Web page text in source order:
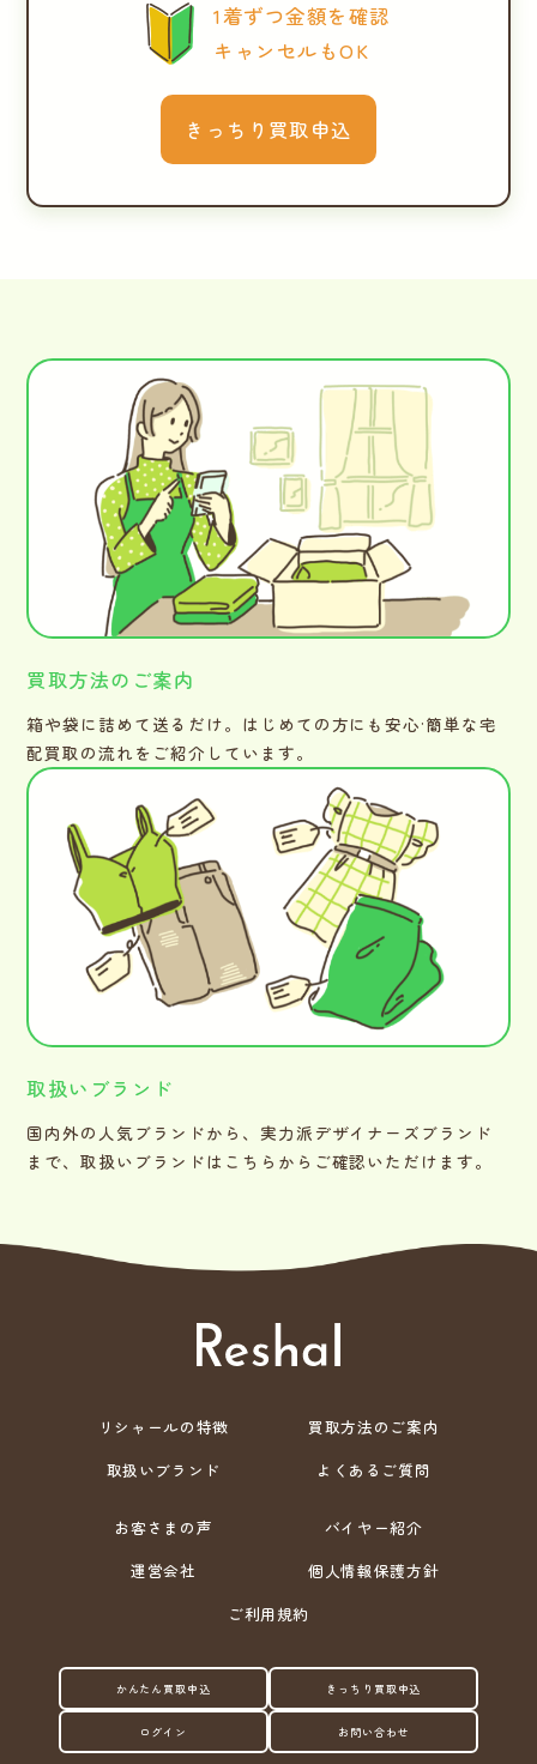
1着ずつ金額を確認
キャンセルもOK
きっちり買取申込
買取方法のご案内
箱や袋に詰めて送るだけ。はじめての方にも安心·簡単な宅
配買取の流れをご紹介しています。
取扱いブランド
国内外の人気ブランドから、実力派デザイナーズブランド
まで、取扱いブランドはこちらからご確認いただけます。
リシャールの特徴
買取方法のご案内
取扱いブランド
よくあるご質問
お客さまの声
バイヤー紹介
運営会社
個人情報保護方針
ご利用規約
かんたん買取申込 きっちり買取申込
ログイン お問い合わせ